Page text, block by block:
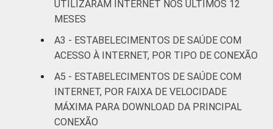
Interior 22 78
Fonte: CGI/NIC.br, Centro Regional de
Estudos para o Desenvolvimento da
Sociedade da Informação (Cetic.br),
UTILIZARAM INTERNET NOS ÚLTIMOS 12
MESES
A3 - ESTABELECIMENTOS DE SAÚDE COM
ACESSO À INTERNET, POR TIPO DE CONEXÃO
A5 - ESTABELECIMENTOS DE SAÚDE COM
INTERNET, POR FAIXA DE VELOCIDADE
MÁXIMA PARA DOWNLOAD DA PRINCIPAL
CONEXÃO